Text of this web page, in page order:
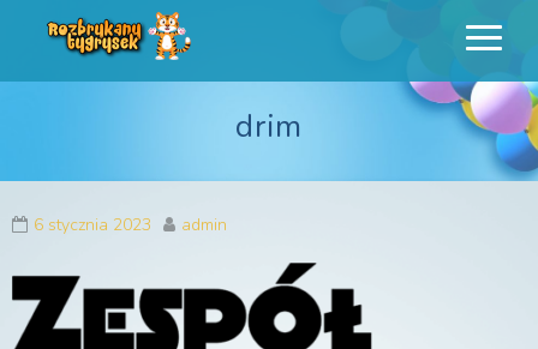
Rozbrykany
Tygrysek
Profesjonalne animacje urodzinowe dla dzieci
drim
6 stycznia 2023 admin